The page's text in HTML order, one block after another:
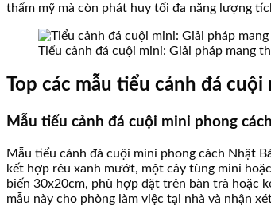
thẩm mỹ mà còn phát huy tối đa năng lượng
Tiểu cảnh đá cuội mini: Giải pháp mang
Top các mẫu tiểu cảnh đá
Mẫu tiểu cảnh đá cuội mini phong
Mẫu tiểu cảnh đá cuội mini phong cách Nhật
kết hợp rêu xanh mướt, một cây tùng mini
biến 30x20cm, phù hợp đặt trên bàn trà hoặc
mẫu này cho phòng làm việc tại nhà và nhận